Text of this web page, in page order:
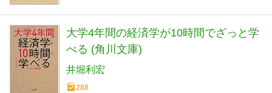
大学4年間の経済学が10時間でざっと学
べる (角川文庫)
井堀利宏
288